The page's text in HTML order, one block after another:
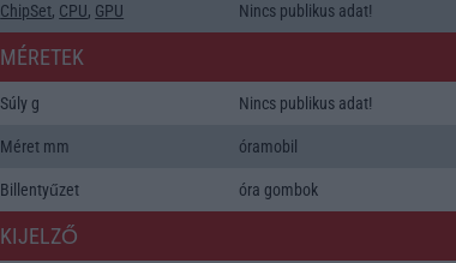
ChipSet, CPU, GPU Nincs publikus adat!
MÉRETEK
Súly g Nincs publikus adat!
Méret mm óramobil
Billentyűzet óra gombok
KIJELZŐ